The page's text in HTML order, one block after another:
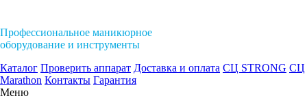
Профессиональное маникюрное
оборудование и инструменты
Каталог Проверить аппарат Доставка и оплата СЦ STRONG СЦ
Marathon Контакты Гарантия
Меню